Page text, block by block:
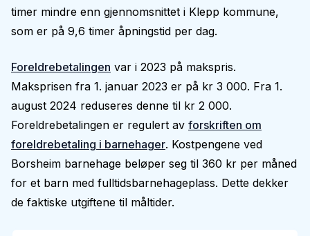
timer mindre enn gjennomsnittet i Klepp kommune,
som er på 9,6 timer åpningstid per dag.
Foreldrebetalingen var i 2023 på makspris.
Maksprisen fra 1. januar 2023 er på kr 3 000. Fra 1.
august 2024 reduseres denne til kr 2 000.
Foreldrebetalingen er regulert av forskriften om
foreldrebetaling i barnehager. Kostpengene ved
Borsheim barnehage beløper seg til 360 kr per måned
for et barn med fulltidsbarnehageplass. Dette dekker
de faktiske utgiftene til måltider.